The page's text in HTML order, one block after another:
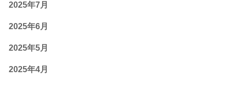
2025年7月
2025年6月
2025年5月
2025年4月